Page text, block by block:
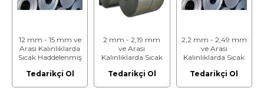
12 mm - 15 mm ve
Arası Kalınlıklarda
Sıcak Haddelenmiş
Saclar
Tedarikçi Ol
2 mm - 2,19 mm
ve Arası
Kalınlıklarda Sıcak
Asitlenmiş Rulo
Tedarikçi Ol
2,2 mm - 2,49 mm
ve Arası
Kalınlıklarda Sıcak
Asitlenmiş Rulo
Tedarikçi Ol